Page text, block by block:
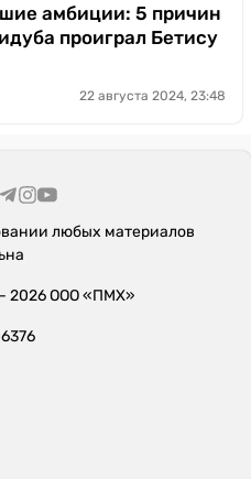
амбиции: 5 причин
проиграл Бетису
22 августа 2024, 23:48
любых материалов
2026 ООО «ПМХ»